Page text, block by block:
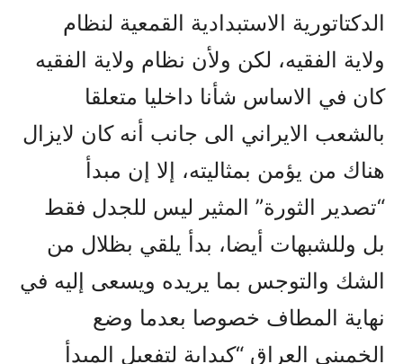
الدکتاتورية الاستبدادية القمعية لنظام
ولاية الفقيه، لكن ولأن نظام ولاية الفقيه
كان في الاساس شأنا داخليا متعلقا
بالشعب الايراني الى جانب أنه كان لايزال
هناك من يؤمن بمثاليته، إلا إن مبدأ
“تصدير الثورة” المثير ليس للجدل فقط
بل وللشبهات أيضا، بدأ يلقي بظلال من
الشك والتوجس بما يريده ويسعى إليه في
نهاية المطاف خصوصا بعدما وضع
الخميني العراق “كبداية لتفعيل المبدأ